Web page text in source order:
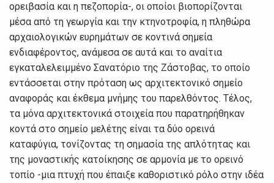
ορειβασία και η πεζοπορία-, οι οποίοι βιοπορίζονται
μέσα από τη γεωργία και την κτηνοτροφία, η πληθώρα
αρχαιολογικών ευρημάτων σε κοντινά σημεία
ενδιαφέροντος, ανάμεσα σε αυτά και το αναίτια
εγκαταλελειμμένο Σανατόριο της Ζάστοβας, το οποίο
εντάσσεται στην πρόταση ως αρχιτεκτονικό σημείο
αναφοράς και έκθεμα μνήμης του παρελθόντος. Τέλος,
τα μόνα αρχιτεκτονικά στοιχεία που παρατηρήθηκαν
κοντά στο σημείο μελέτης είναι τα δύο ορεινά
καταφύγια, τονίζοντας τη σημασία της απλότητας και
της μοναστικής κατοίκησης σε αρμονία με το ορεινό
τοπίο -μια πτυχή που έπαιξε καθοριστικό ρόλο στην ιδέα